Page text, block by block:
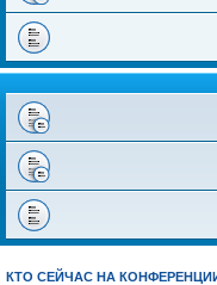
КТО СЕЙЧАС НА